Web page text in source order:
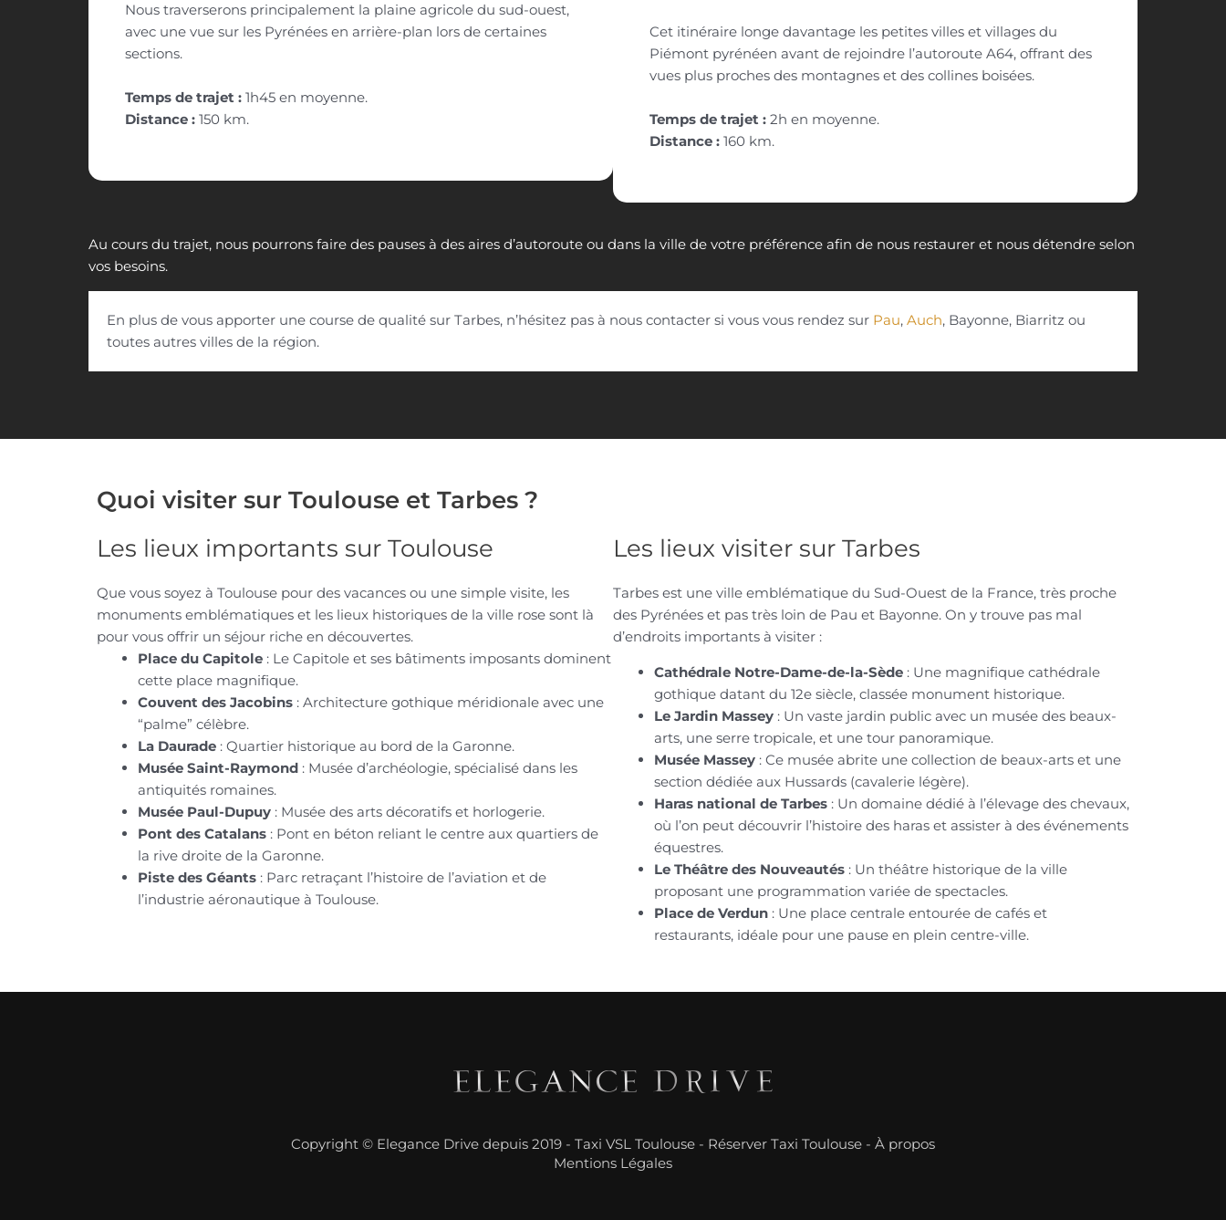
Nous traverserons principalement la plaine agricole du sud-ouest,
avec une vue sur les Pyrénées en arrière-plan lors de certaines
sections.
Temps de trajet : 1h45 en moyenne.
Distance : 150 km.
Cet itinéraire longe davantage les petites villes et villages du
Piémont pyrénéen avant de rejoindre l’autoroute A64, offrant des
vues plus proches des montagnes et des collines boisées.
Temps de trajet : 2h en moyenne.
Distance : 160 km.
Au cours du trajet, nous pourrons faire des pauses à des aires d’autoroute ou dans la ville de votre préférence afin de nous restaurer et nous détendre selon
vos besoins.
En plus de vous apporter une course de qualité sur Tarbes, n’hésitez pas à nous contacter si vous vous rendez sur Pau, Auch, Bayonne, Biarritz ou
toutes autres villes de la région.
Quoi visiter sur Toulouse et Tarbes ?
Les lieux importants sur Toulouse
Que vous soyez à Toulouse pour des vacances ou une simple visite, les
monuments emblématiques et les lieux historiques de la ville rose sont là
pour vous offrir un séjour riche en découvertes.
Place du Capitole: Le Capitole et ses bâtiments imposants dominent
cette place magnifique.
Couvent des Jacobins: Architecture gothique méridionale avec une
“palme” célèbre.
La Daurade: Quartier historique au bord de la Garonne.
Musée Saint-Raymond: Musée d’archéologie, spécialisé dans les
antiquités romaines.
Musée Paul-Dupuy: Musée des arts décoratifs et horlogerie.
Pont des Catalans: Pont en béton reliant le centre aux quartiers de
la rive droite de la Garonne.
Piste des Géants: Parc retraçant l’histoire de l’aviation et de
l’industrie aéronautique à Toulouse.
Les lieux visiter sur Tarbes
Tarbes est une ville emblématique du Sud-Ouest de la France, très proche
des Pyrénées et pas très loin de Pau et Bayonne. On y trouve pas mal
d’endroits importants à visiter :
Cathédrale Notre-Dame-de-la-Sède : Une magnifique cathédrale
gothique datant du 12e siècle, classée monument historique.
Le Jardin Massey : Un vaste jardin public avec un musée des beaux-
arts, une serre tropicale, et une tour panoramique.
Musée Massey : Ce musée abrite une collection de beaux-arts et une
section dédiée aux Hussards (cavalerie légère).
Haras national de Tarbes : Un domaine dédié à l’élevage des chevaux,
où l’on peut découvrir l’histoire des haras et assister à des événements
équestres.
Le Théâtre des Nouveautés : Un théâtre historique de la ville
proposant une programmation variée de spectacles.
Place de Verdun : Une place centrale entourée de cafés et
restaurants, idéale pour une pause en plein centre-ville.
Copyright © Elegance Drive depuis 2019 - Taxi VSL Toulouse - Réserver Taxi Toulouse - À propos
Mentions Légales